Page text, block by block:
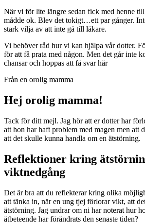
När vi för lite längre sedan fick med henne
mådde ok. Blev det tokigt…ett par gånger.
stark vilja av att inte gå till läkare.
Vi behöver råd hur vi kan hjälpa vår dotter.
för att få prata med någon. Men det går inte
chansar och hoppas att få svar här
Från en orolig mamma
Hej orolig mamma!
Tack för ditt mejl. Jag hör att er dotter har
att hon har haft problem med magen men att
att det skulle kunna handla om en ätstörning.
Reflektioner kring
viktnedgång
Det är bra att du reflekterar kring olika
att tänka in, när en ung tjej förlorar vikt, att
ätstörning. Jag undrar om ni har noterat hur
ätbeteende har förändrats den senaste tiden?